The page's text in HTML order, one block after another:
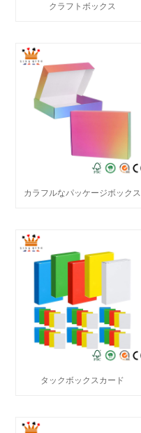
クラフトボックス
カラフルなパッケージボックス
タックボックスカード